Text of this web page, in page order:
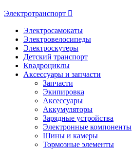
Электротранспорт
Электросамокаты
Электровелосипеды
Электроскутеры
Детский транспорт
Квадроциклы
Аксессуары и запчасти
Запчасти
Экипировка
Аксессуары
Аккумуляторы
Зарядные устройства
Электронные компоненты
Шины и камеры
Тормозные элементы